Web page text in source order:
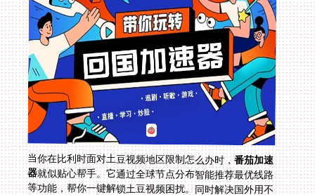
当你在比利时面对土豆视频地区限制怎么办时，番茄加速
器就似贴心帮手。它通过全球节点分布智能推荐最优线路
等功能，帮你一键解锁土豆视频困扰。同时解决国外用不
了咪咕视频怎么办呢和cctv视频地区限制怎么办解除的难
题，让你追剧看球无忧。作为留学生或海外华人，现在就